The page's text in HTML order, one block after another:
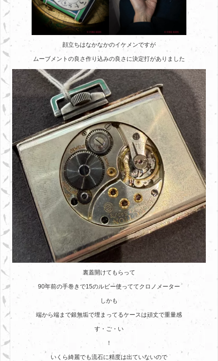
顔立ちはなかなかのイケメンですが
ムーブメントの良さ作り込みの良さに決定打がありました
裏蓋開けてもらって
90年前の手巻きで15のルビー使っててクロノメーター
しかも
端から端まで銀無垢で埋まってるケースは頑丈で重量感
す・ご・い
！
いくら綺麗でも流石に精度は出ていないので